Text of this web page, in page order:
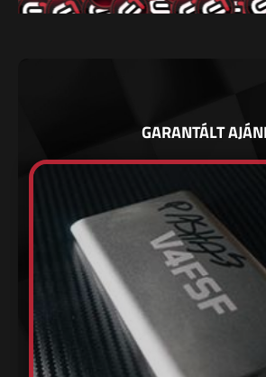
GARANTÁLT